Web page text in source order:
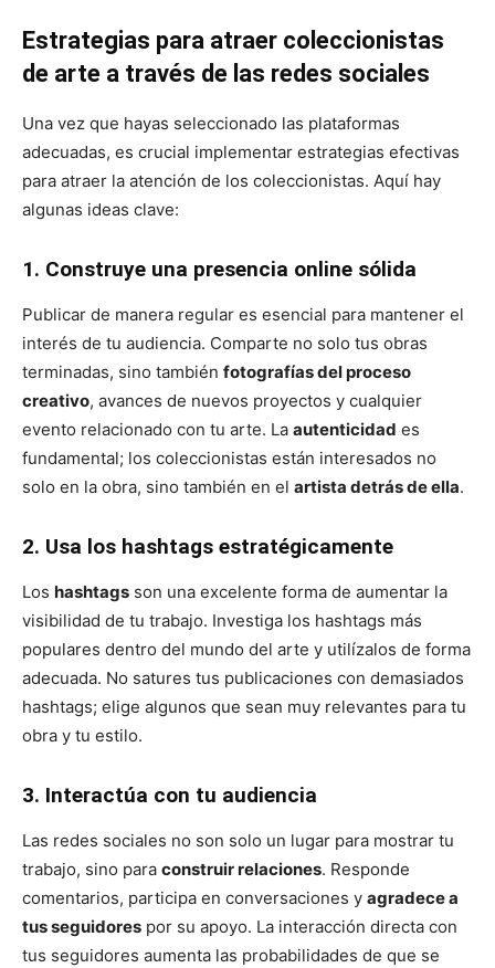
Estrategias para atraer coleccionistas
de arte a través de las redes sociales
Una vez que hayas seleccionado las plataformas
adecuadas, es crucial implementar estrategias efectivas
para atraer la atención de los coleccionistas. Aquí hay
algunas ideas clave:
1. Construye una presencia online sólida
Publicar de manera regular es esencial para mantener el
interés de tu audiencia. Comparte no solo tus obras
terminadas, sino también fotografías del proceso
creativo, avances de nuevos proyectos y cualquier
evento relacionado con tu arte. La autenticidad es
fundamental; los coleccionistas están interesados no
solo en la obra, sino también en el artista detrás de ella.
2. Usa los hashtags estratégicamente
Los hashtags son una excelente forma de aumentar la
visibilidad de tu trabajo. Investiga los hashtags más
populares dentro del mundo del arte y utilízalos de forma
adecuada. No satures tus publicaciones con demasiados
hashtags; elige algunos que sean muy relevantes para tu
obra y tu estilo.
3. Interactúa con tu audiencia
Las redes sociales no son solo un lugar para mostrar tu
trabajo, sino para construir relaciones. Responde
comentarios, participa en conversaciones y agradece a
tus seguidores por su apoyo. La interacción directa con
tus seguidores aumenta las probabilidades de que se